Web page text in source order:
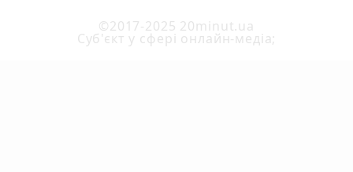
©2017-2025 20minut.ua
Cуб'єкт у сфері онлайн-медіа;